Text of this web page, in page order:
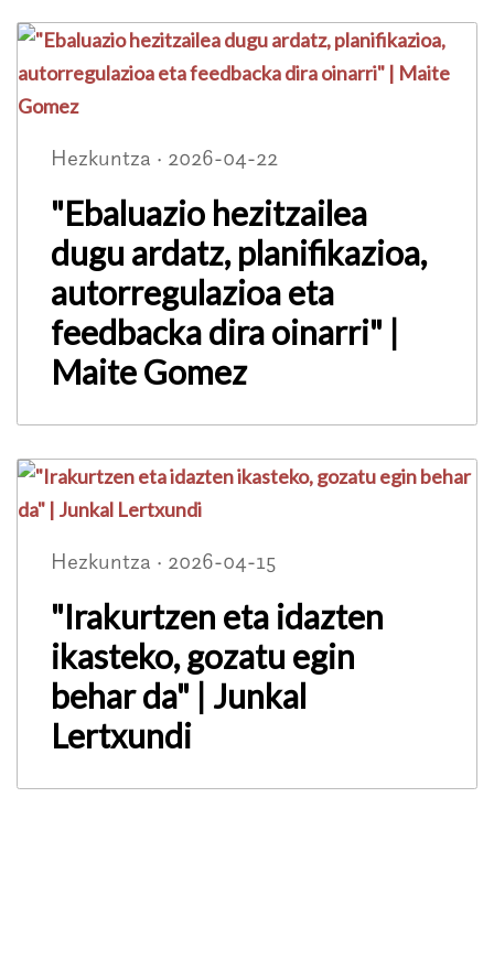
Hezkuntza · 2026-04-22
"Ebaluazio hezitzailea
dugu ardatz, planifikazioa,
autorregulazioa eta
feedbacka dira oinarri" |
Maite Gomez
Hezkuntza · 2026-04-15
"Irakurtzen eta idazten
ikasteko, gozatu egin
behar da" | Junkal
Lertxundi